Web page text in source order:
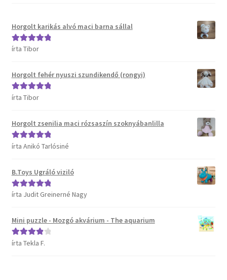
Horgolt karikás alvó maci barna sállal
Értékelés:
írta Tibor
Horgolt fehér nyuszi szundikendő (rongyi)
Értékelés:
írta Tibor
Horgolt zsenilia maci rózsaszín szoknyábanlilla
Értékelés:5/
írta Anikó Tarlósiné
B.Toys Ugráló viziló
Értékelés:5/
írta Judit Greinerné Nagy
Mini puzzle - Mozgó akvárium - The aquarium
Értékelés:
írta Tekla F.